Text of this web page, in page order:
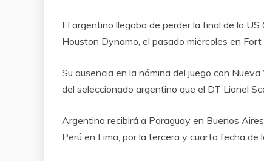
El argentino llegaba de perder la final de la
Houston Dynamo, el pasado miércoles en Fort
Su ausencia en la nómina del juego con
del seleccionado argentino que el DT Lionel
Argentina recibirá a Paraguay en Buenos
Perú en Lima, por la tercera y cuarta fecha de